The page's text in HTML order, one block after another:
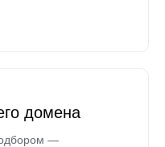
домена
—